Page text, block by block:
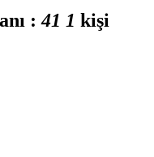
:41 1 kişi